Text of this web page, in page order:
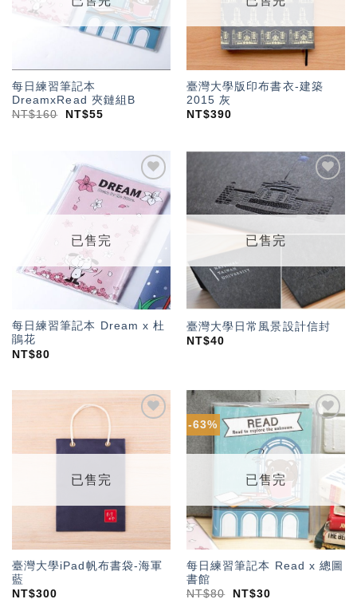
每日練習筆記本
DreamxRead 夾鏈組B
NT$160 NT$55
臺灣大學版印布書衣-建築
2015 灰
NT$390
加入
「願
望輕
已售完
每日練習筆記本 Dream x 杜
鵑花
NT$80
「願
望輕
已售完
臺灣大學日常風景設計信封
NT$40
「願
望輕
已售完
臺灣大學iPad帆布書袋-海軍
藍
NT$300
-63%
「願
望輕
已售完
每日練習筆記本 Read x 總圖
書館
NT$80 NT$30